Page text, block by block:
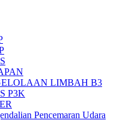
LIMBAH B3
P3K
Pencemaran Udara